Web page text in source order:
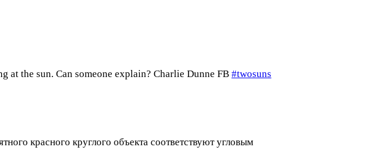
the sun. Can someone explain? Charlie Dunne FB #twosuns
красного круглого объекта соответствуют угловым